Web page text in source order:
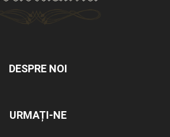
DESPRE NOI
URMAȚI-NE